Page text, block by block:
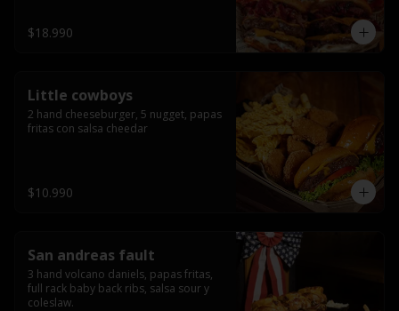
$18.990
Little cowboys
2 hand cheeseburger, 5 nugget, papas
fritas con salsa cheedar
$10.990
San andreas fault
3 hand volcano daniels, papas fritas,
full rack baby back ribs, salsa sour y
coleslaw.